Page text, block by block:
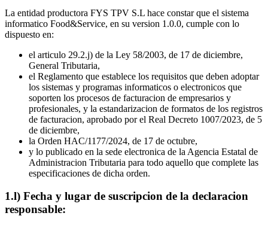
La entidad productora FYS TPV S.L hace constar que el sistema
informatico Food&Service, en su version 1.0.0, cumple con lo
dispuesto en:
el articulo 29.2.j) de la Ley 58/2003, de 17 de diciembre,
General Tributaria,
el Reglamento que establece los requisitos que deben adoptar
los sistemas y programas informaticos o electronicos que
soporten los procesos de facturacion de empresarios y
profesionales, y la estandarizacion de formatos de los registros
de facturacion, aprobado por el Real Decreto 1007/2023, de 5
de diciembre,
la Orden HAC/1177/2024, de 17 de octubre,
y lo publicado en la sede electronica de la Agencia Estatal de
Administracion Tributaria para todo aquello que complete las
especificaciones de dicha orden.
1.l) Fecha y lugar de suscripcion de la declaracion
responsable: